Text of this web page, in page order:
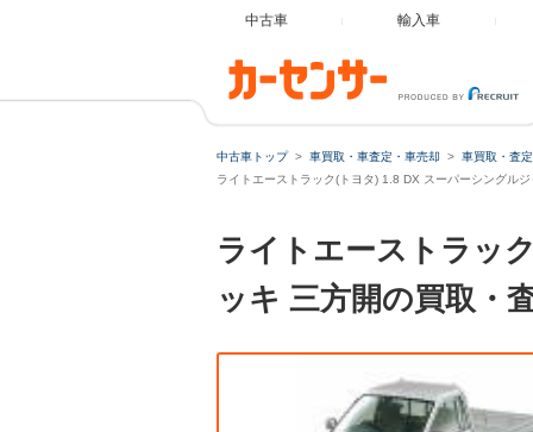
中古車 輸入車
中古車トップ 車買取・車査定・車売却
車買取・査
ライトエーストラック(トヨタ) 1.8 DX スーパーシングル
ライトエーストラッ
ッキ 三方開の買取・